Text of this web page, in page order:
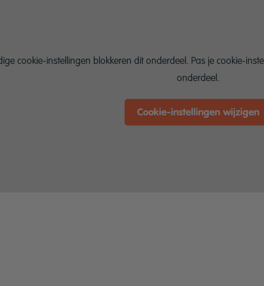
cookie-instellingen blokkeren dit onderdeel. Pas je cookie-
onderdeel.
Cookie-instellingen wijzigen